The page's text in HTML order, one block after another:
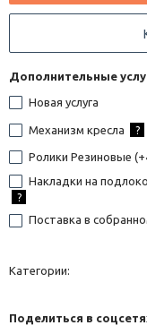
Дополнительные
Новая услуга
Механизм кресла ?
Ролики Резиновые (+
Накладки на
?
Поставка в
Категории:
Поделиться в